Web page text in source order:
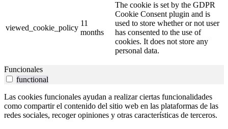
viewed_cookie_policy
11
months
The cookie is set by the GDPR
Cookie Consent plugin and is
used to store whether or not user
has consented to the use of
cookies. It does not store any
personal data.
Funcionales
functional
Las cookies funcionales ayudan a realizar ciertas funcionalidades
como compartir el contenido del sitio web en las plataformas de las
redes sociales, recoger opiniones y otras características de terceros.